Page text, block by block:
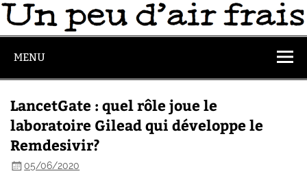
MENU
LancetGate : quel rôle joue le
laboratoire Gilead qui développe le
Remdesivir?
05/06/2020